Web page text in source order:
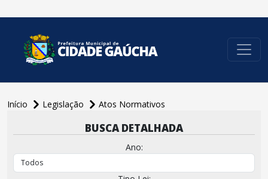
Início Legislação Atos Normativos
BUSCA DETALHADA
Ano: